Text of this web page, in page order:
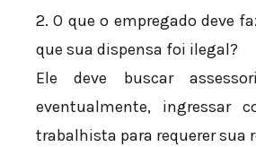
2. O que o empregado deve
que sua dispensa foi ilegal?
Ele deve buscar
eventualmente, ingressar
trabalhista para requerer sua